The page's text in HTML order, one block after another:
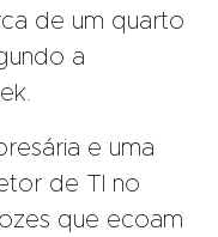
de um quarto
a
e uma
de TI no
que ecoam